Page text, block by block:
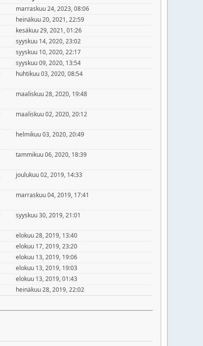
marraskuu 24, 2023, 08:06
heinäkuu 20, 2021, 22:59
kesäkuu 29, 2021, 01:26
syyskuu 14, 2020, 23:02
syyskuu 10, 2020, 22:17
syyskuu 09, 2020, 13:54
huhtikuu 03, 2020, 08:54
maaliskuu 28, 2020, 19:48
maaliskuu 02, 2020, 20:12
helmikuu 03, 2020, 20:49
tammikuu 06, 2020, 18:39
joulukuu 02, 2019, 14:33
marraskuu 04, 2019, 17:41
syyskuu 30, 2019, 21:01
elokuu 28, 2019, 13:40
elokuu 17, 2019, 23:20
elokuu 13, 2019, 19:06
elokuu 13, 2019, 19:03
elokuu 13, 2019, 01:43
heinäkuu 28, 2019, 22:02